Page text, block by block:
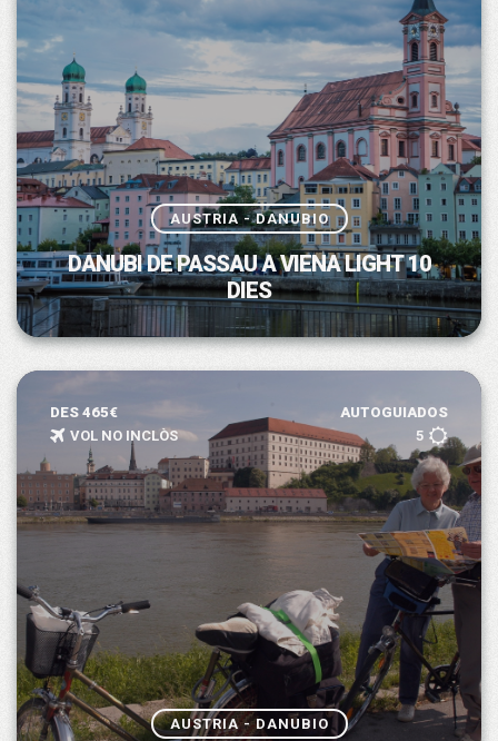
AUSTRIA - DANUBIO
DANUBI DE PASSAU A VIENA LIGHT 10
DIES
DES 465€
AUTOGUIADOS
VOL NO INCLÒS
5
AUSTRIA - DANUBIO